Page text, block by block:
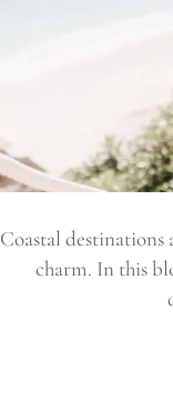
Coastal
charm. In this